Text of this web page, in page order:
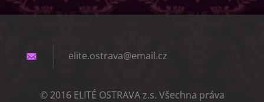
elite.ostrava@email.cz
© 2016 ELITÉ OSTRAVA z.s. Všechna práva